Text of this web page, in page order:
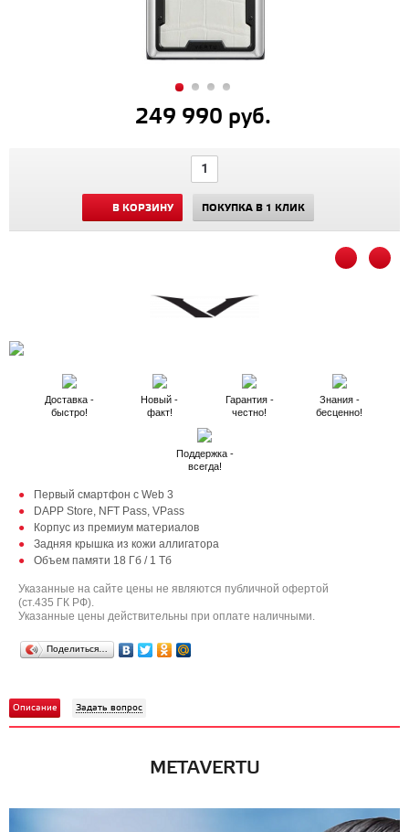
249 990 руб.
В КОРЗИНУ ПОКУПКА В 1 КЛИК
Доставка -
быстро!
Новый -
факт!
Гарантия -
честно!
Знания -
бесценно!
Поддержка -
всегда!
Первый смартфон с Web 3
DAPP Store, NFT Pass, VPass
Корпус из премиум материалов
Задняя крышка из кожи аллигатора
Объем памяти 18 Гб / 1 Тб
Указанные на сайте цены не являются публичной офертой
(ст.435 ГК РФ).
Указанные цены действительны при оплате наличными.
Поделиться…
Описание Задать вопрос
METAVERTU